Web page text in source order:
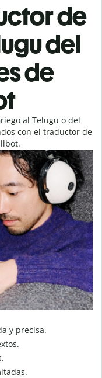
de
del
de
al Telugu o del
con el traductor de
y precisa.